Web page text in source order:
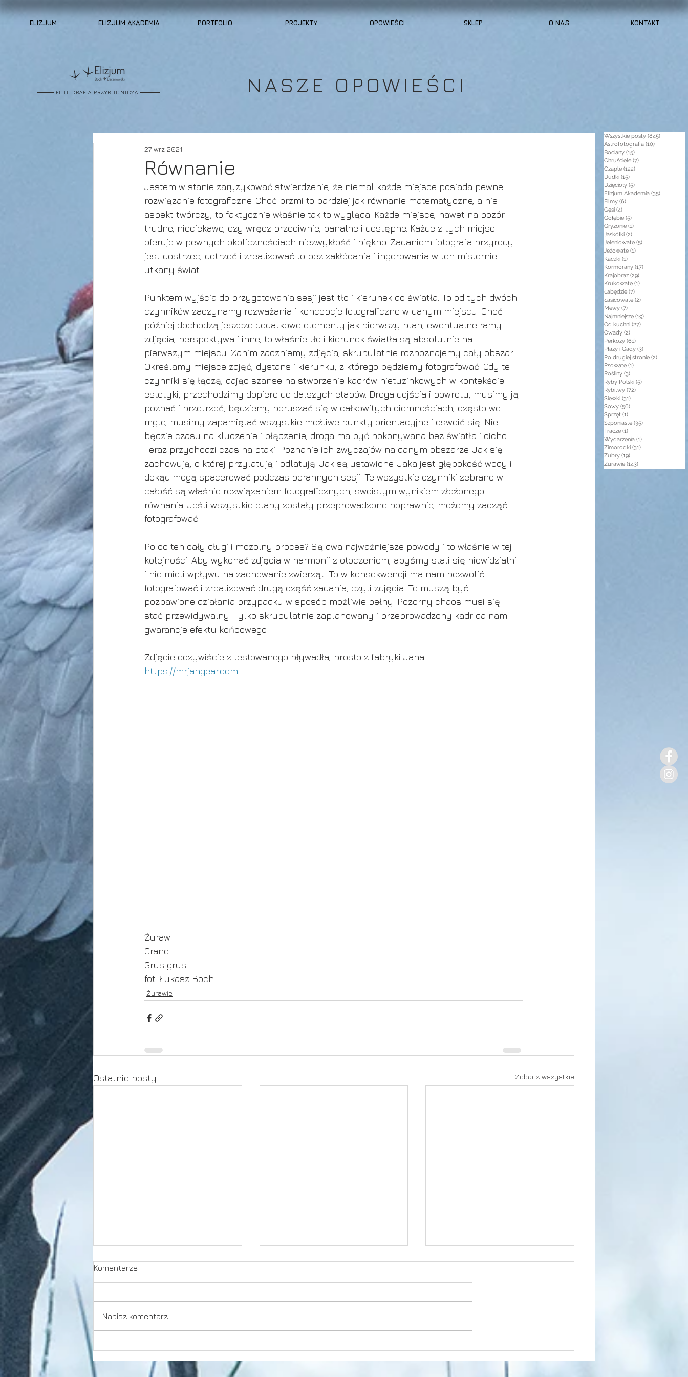
ELIZJUM ELIZJUM AKADEMIA PORTFOLIO PROJEKTY OPOWIEŚCI SKLEP O NAS KONTAKT
FOTOGRAFIA PRZYRODNICZA NASZE OPOWIEŚCI
Równanie
27 wrz 2021
Jestem w stanie zaryzykować stwierdzenie, że niemal każde miejsce posiada pewne
rozwiązanie fotograficzne. Choć brzmi to bardziej jak równanie matematyczne, a nie
aspekt twórczy, to faktycznie właśnie tak to wygląda. Każde miejsce, nawet na pozór
trudne, nieciekawe, czy wręcz przeciwnie, banalne i dostępne. Każde z tych miejsc
oferuje w pewnych okolicznościach niezwykłość i piękno. Zadaniem fotografa przyrody
jest dostrzec, dotrzeć i zrealizować to bez zakłócania i ingerowania w ten misternie
utkany świat.
Punktem wyjścia do przygotowania sesji jest tło i kierunek do światła. To od tych dwóch
czynników zaczynamy rozważania i koncepcje fotograficzne w danym miejscu. Choć
później dochodzą jeszcze dodatkowe elementy jak pierwszy plan, ewentualne ramy
zdjęcia, perspektywa i inne, to właśnie tło i kierunek światła są absolutnie na
pierwszym miejscu. Zanim zaczniemy zdjęcia, skrupulatnie rozpoznajemy cały obszar.
Określamy miejsce zdjęć, dystans i kierunku, z którego będziemy fotografować. Gdy te
czynniki się łączą, dając szanse na stworzenie kadrów nietuzinkowych w kontekście
estetyki, przechodzimy dopiero do dalszych etapów. Droga dojścia i powrotu, musimy ją
poznać i przetrzeć, będziemy poruszać się w całkowitych ciemnościach, często we
mgle, musimy zapamiętać wszystkie możliwe punkty orientacyjne i oswoić się. Nie
będzie czasu na kluczenie i błądzenie, droga ma być pokonywana bez światła i cicho.
Teraz przychodzi czas na ptaki. Poznanie ich zwyczajów na danym obszarze. Jak się
zachowują, o której przylatują i odlatują. Jak są ustawione. Jaka jest głębokość wody i
dokąd mogą spacerować podczas porannych sesji. Te wszystkie czynniki zebrane w
całość są właśnie rozwiązaniem fotograficznych, swoistym wynikiem złożonego
równania. Jeśli wszystkie etapy zostały przeprowadzone poprawnie, możemy zacząć
fotografować.
Po co ten cały długi i mozolny proces? Są dwa najważniejsze powody i to właśnie w tej
kolejności. Aby wykonać zdjęcia w harmonii z otoczeniem, abyśmy stali się niewidzialni
i nie mieli wpływu na zachowanie zwierząt. To w konsekwencji ma nam pozwolić
fotografować i zrealizować drugą część zadania, czyli zdjęcia. Te muszą być
pozbawione działania przypadku w sposób możliwie pełny. Pozorny chaos musi się
stać przewidywalny. Tylko skrupulatnie zaplanowany i przeprowadzony kadr da nam
gwarancje efektu końcowego.
Zdjęcie oczywiście z testowanego pływadła, prosto z fabryki Jana.
https://mrjangear.com
Żuraw
Crane
Grus grus
fot. Łukasz Boch
Żurawie
Ostatnie posty Zobacz wszystkie
Komentarze
Napisz komentarz...
Wszystkie posty (845)
Astrofotografia (10)
Bociany (15)
Chruściele (7)
Czaple (122)
Dudki (15)
Dzięcioły (5)
Elizjum Akademia (35)
Filmy (6)
Gęsi (4)
Gołębie (5)
Gryzonie (1)
Jaskółki (2)
Jeleniowate (5)
Jeżowate (1)
Kaczki (1)
Kormorany (17)
Krajobraz (29)
Krukowate (1)
Łabędzie (7)
Łasicowate (2)
Mewy (7)
Najmniejsze (19)
Od kuchni (27)
Owady (2)
Perkozy (61)
Płazy i Gady (3)
Po drugiej stronie (2)
Psowate (1)
Rośliny (3)
Ryby Polski (5)
Rybitwy (72)
Siewki (31)
Sowy (56)
Sprzęt (1)
Szponiaste (35)
Tracze (1)
Wydarzenia (1)
Zimorodki (31)
Żubry (19)
Żurawie (143)